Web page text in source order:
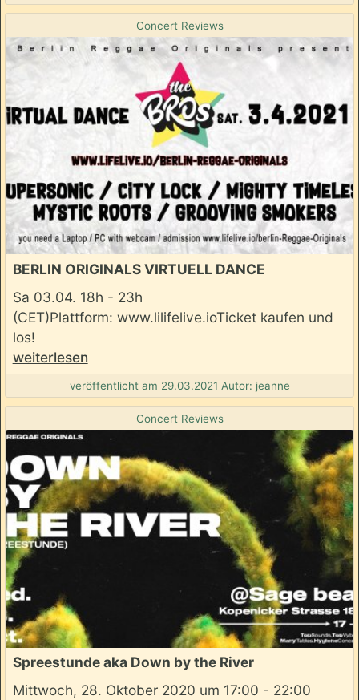
Concert Reviews
BERLIN ORIGINALS VIRTUELL DANCE
Sa 03.04. 18h - 23h
(CET)Plattform: www.lilifelive.ioTicket kaufen und
los!
weiterlesen
veröffentlicht am 29.03.2021 Autor: jeanne
Concert Reviews
Spreestunde aka Down by the River
Mittwoch, 28. Oktober 2020 um 17:00 - 22:00